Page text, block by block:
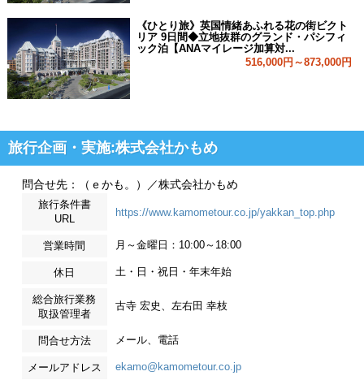
《ひとり旅》英国情緒あふれる花の街ビクト
リア 9日間◆立地抜群のグランド・パシフィ
ック泊【ANAマイレージ加算対...
516,000円～873,000円
旅行企画・実施:株式会社かもめ
問合せ先：（ｅかも。）／株式会社かもめ
旅行条件書
URL
https://www.kamometour.co.jp/yakkan_top.php
営業時間 月～金曜日：10:00～18:00
休日 土・日・祝日・年末年始
総合旅行業務
取扱管理者
古寺 宏史、左右田 幸枝
問合せ方法 メール、電話
メールアドレス ekamo@kamometour.co.jp